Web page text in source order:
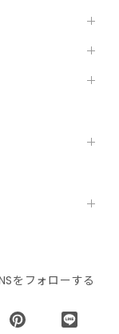
をフォローする